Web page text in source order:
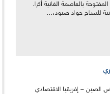
بالعاصمة الغانية أكرا.
للسباح جواد صيود،...
– إفريقيا الاقتصادي